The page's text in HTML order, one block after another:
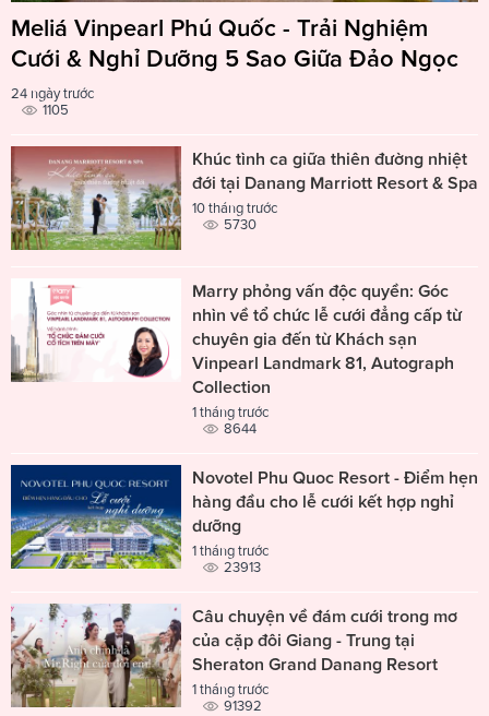
Meliá Vinpearl Phú Quốc - Trải Nghiệm
Cưới & Nghỉ Dưỡng 5 Sao Giữa Đảo Ngọc
24 ngày trước
1105
Khúc tình ca giữa thiên đường nhiệt
đới tại Danang Marriott Resort & Spa
10 tháng trước
5730
Marry phỏng vấn độc quyền: Góc
nhìn về tổ chức lễ cưới đẳng cấp từ
chuyên gia đến từ Khách sạn
Vinpearl Landmark 81, Autograph
Collection
1 tháng trước
8644
Novotel Phu Quoc Resort - Điểm hẹn
hàng đầu cho lễ cưới kết hợp nghỉ
dưỡng
1 tháng trước
23913
Câu chuyện về đám cưới trong mơ
của cặp đôi Giang - Trung tại
Sheraton Grand Danang Resort
1 tháng trước
91392